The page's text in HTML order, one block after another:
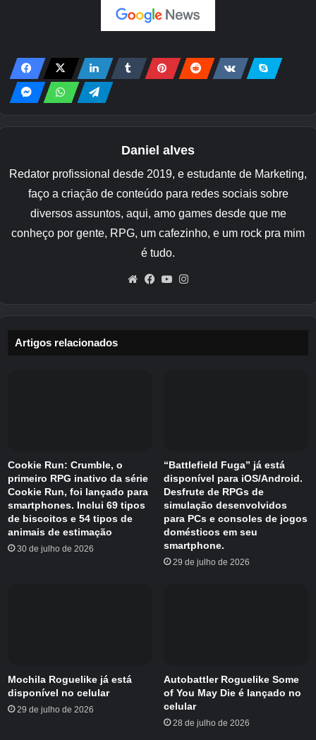
Daniel alves
Redator profissional desde 2019, e estudante de Marketing,
faço a criação de conteúdo para redes sociais sobre
diversos assuntos, aqui, amo games desde que me
conheço por gente, RPG, um cafezinho, e um rock pra mim
é tudo.
WebsiteFacebook
YouTube
Artigos relacionados
Cookie Run: Crumble, o
primeiro RPG inativo da série
Cookie Run, foi lançado para
smartphones. Inclui 69 tipos
de biscoitos e 54 tipos de
animais de estimação
30 de julho de 2026
“Battlefield Fuga” já está
disponível para iOS/Android.
Desfrute de RPGs de
simulação desenvolvidos
para PCs e consoles de jogos
domésticos em seu
smartphone.
29 de julho de 2026
Mochila Roguelike já está
disponível no celular
29 de julho de 2026
Autobattler Roguelike Some
of You May Die é lançado no
celular
28 de julho de 2026